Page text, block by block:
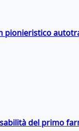
pionieristico
del primo